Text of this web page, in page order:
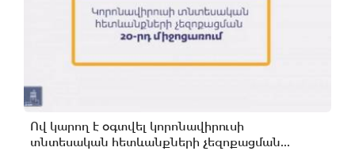
Ով կարող է օգտվել կորոնավիրուսի
տնտեսական հետևանքների չեզոքացման...